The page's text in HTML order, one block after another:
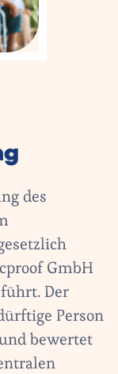
des
GmbH
Der
Person
bewertet